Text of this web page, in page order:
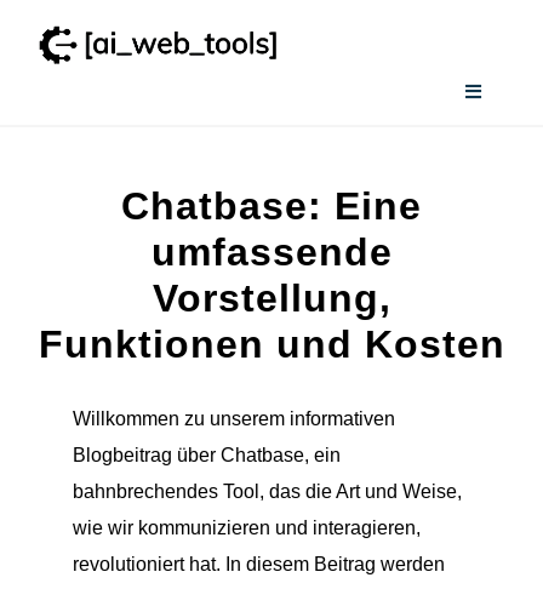
Inhalt
Toggle
Chatbase: Eine
umfassende
Vorstellung,
Funktionen und Kosten
Willkommen zu unserem informativen
Blogbeitrag über Chatbase, ein
bahnbrechendes Tool, das die Art und Weise,
wie wir kommunizieren und interagieren,
revolutioniert hat. In diesem Beitrag werden